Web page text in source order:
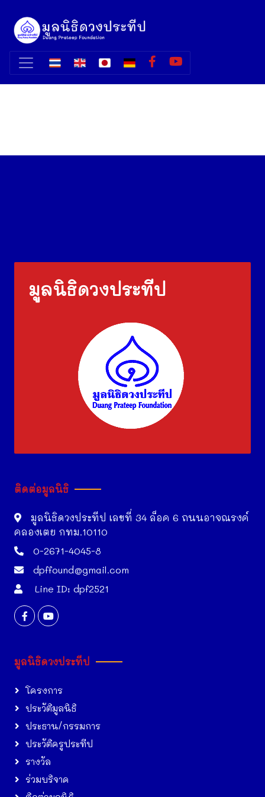
มูลนิธิดวงประทีป
ติดต่อมูลนิธิ
มูลนิธิดวงประทีป เลขที่ 34 ล็อค 6 ถนนอาจณรงค์
คลองเตย กทม.10110
0-2671-4045-8
dpffound@gmail.com
Line ID: dpf2521
มูลนิธิดวงประทีป
โครงการ
ประวัติมูลนิธิ
ประธาน/กรรมการ
ประวัติครูประทีป
รางวัล
ร่วมบริจาค